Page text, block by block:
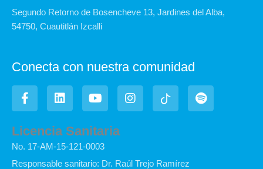
Segundo Retorno de Bosencheve 13, Jardines del Alba,
54750, Cuautitlán Izcalli
Conecta con nuestra comunidad
F
a
c
e
b
o
o
L
i
n
k
e
d
i
Y
o
u
t
u
b
e
I
n
s
r
I
c
o
i
S
p
o
Licencia Sanitaria
No. 17-AM-15-121-0003
Responsable sanitario: Dr. Raúl Trejo Ramírez